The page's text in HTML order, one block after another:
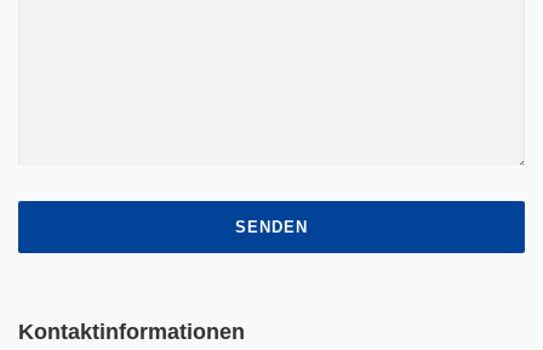
Kontaktinformationen